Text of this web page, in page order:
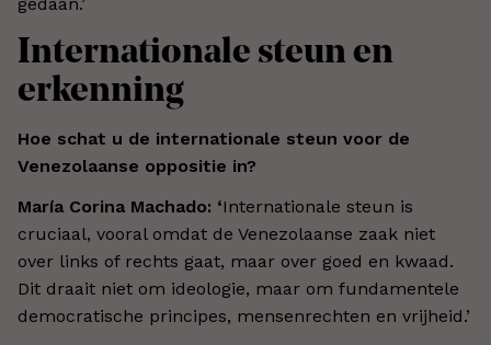
Internationale steun en
erkenning
Hoe schat u de internationale steun voor de
Venezolaanse oppositie in?
María Corina Machado: ‘Internationale steun is
cruciaal, vooral omdat de Venezolaanse zaak niet
over links of rechts gaat, maar over goed en kwaad.
Dit draait niet om ideologie, maar om fundamentele
democratische principes, mensenrechten en vrijheid.’